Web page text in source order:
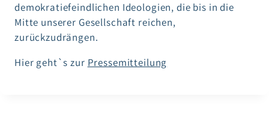
demokratiefeindlichen Ideologien, die bis in die
Mitte unserer Gesellschaft reichen,
zurückzudrängen.
Hier geht`s zur Pressemitteilung